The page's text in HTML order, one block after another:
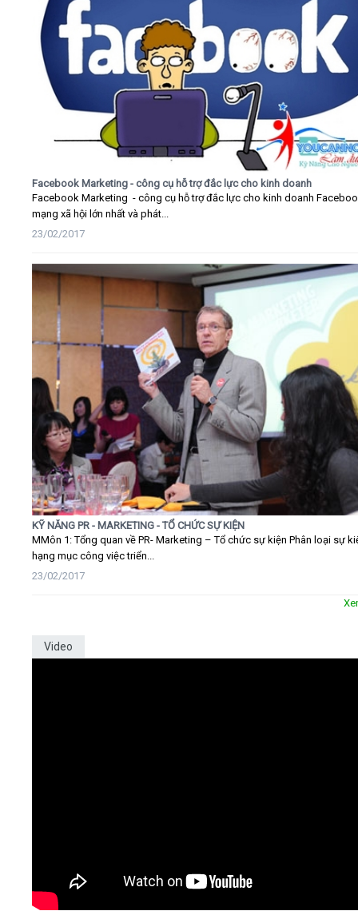
Facebook Marketing - công cụ hỗ trợ đắc lực cho kinh doanh
Facebook Marketing - công cụ hỗ trợ đắc lực cho kinh doanh
mạng xã hội lớn nhất và phát...
23/02/2017
KỸ NĂNG PR - MARKETING - TỔ CHỨC SỰ KIỆN
MMôn 1: Tổng quan về PR- Marketing – Tổ chức sự kiện Phân loại sự
hạng mục công việc triển...
23/02/2017
Video